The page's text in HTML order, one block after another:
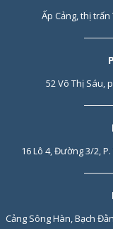
Ấp Cảng, thị
52 Võ Thị Sáu,
16 Lô 4, Đường 3/2,
Cảng Sông Hàn, Bạch